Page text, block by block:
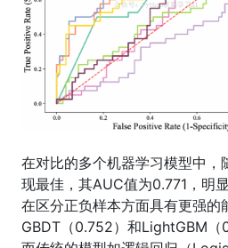
在对比的多个机器学习模型中，
现最佳，其AUC值为0.771，明
在区分正负样本方面具有更强的
GBDT（0.752）和LightGBM（